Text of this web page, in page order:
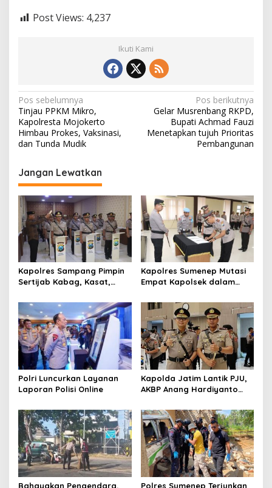
Post Views: 4,237
Ikuti Kami
N
a
v
i
g
a
s
i
p
o
s
Pos sebelumnya
Tinjau PPKM Mikro,
Kapolresta Mojokerto
Himbau Prokes, Vaksinasi,
dan Tunda Mudik
Pos berikutnya
Gelar Musrenbang RKPD,
Bupati Achmad Fauzi
Menetapkan tujuh Prioritas
Pembangunan
Jangan Lewatkan
Kapolres Sampang Pimpin
Sertijab Kabag, Kasat,
Kapolres Sumenep Mutasi
Empat Kapolsek dalam
Polri Luncurkan Layanan
Laporan Polisi Online
Kapolda Jatim Lantik PJU,
AKBP Anang Hardiyanto
Bahayakan Pengendara, Polres Sumenep Terjunkan